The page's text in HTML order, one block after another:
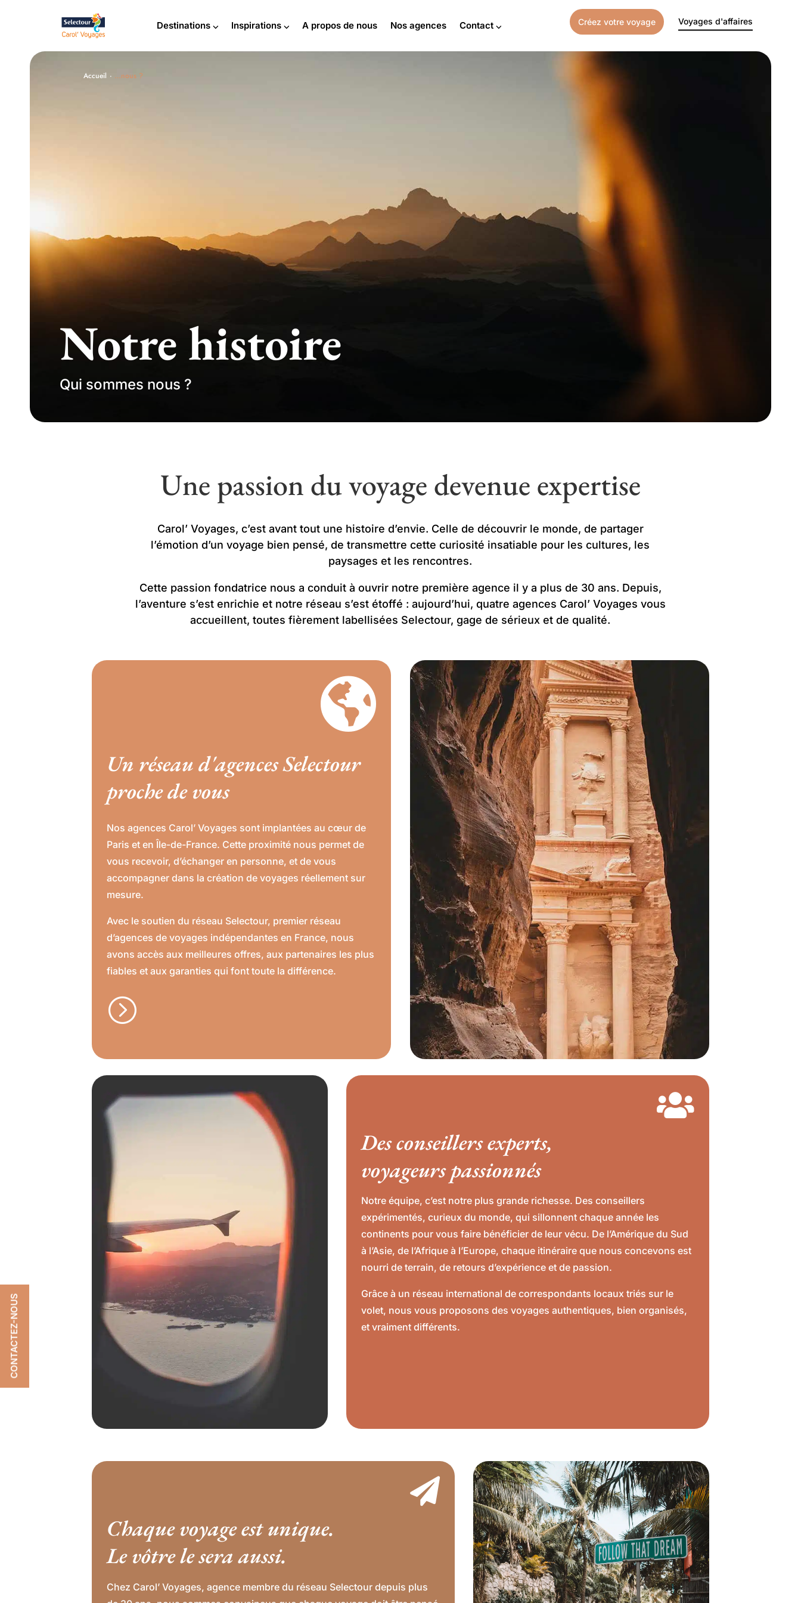
Destinations ⌵ Inspirations ⌵ A propos de nous Nos agences Contact ⌵ Créez votre voyage Voyages d'affaires
Accueil · …nous ?
Notre histoire
Qui sommes nous ?
CONTACTEZ-NOUS
Une passion du voyage devenue expertise
Carol’ Voyages, c’est avant tout une histoire d’envie. Celle de découvrir le monde, de partager
l’émotion d’un voyage bien pensé, de transmettre cette curiosité insatiable pour les cultures, les
paysages et les rencontres.
Cette passion fondatrice nous a conduit à ouvrir notre première agence il y a plus de 30 ans. Depuis,
l’aventure s’est enrichie et notre réseau s’est étoffé : aujourd’hui, quatre agences Carol’ Voyages vous
accueillent, toutes fièrement labellisées Selectour, gage de sérieux et de qualité.

Un réseau d'agences Selectour
proche de vous
Nos agences Carol’ Voyages sont implantées au cœur de
Paris et en Île-de-France. Cette proximité nous permet de
vous recevoir, d’échanger en personne, et de vous
accompagner dans la création de voyages réellement sur
mesure.
Avec le soutien du réseau Selectour, premier réseau
d’agences de voyages indépendantes en France, nous
avons accès aux meilleures offres, aux partenaires les plus
fiables et aux garanties qui font toute la différence.
=

Des conseillers experts,
voyageurs passionnés
Notre équipe, c’est notre plus grande richesse. Des conseillers
expérimentés, curieux du monde, qui sillonnent chaque année les
continents pour vous faire bénéficier de leur vécu. De l’Amérique du Sud
à l’Asie, de l’Afrique à l’Europe, chaque itinéraire que nous concevons est
nourri de terrain, de retours d’expérience et de passion.
Grâce à un réseau international de correspondants locaux triés sur le
volet, nous vous proposons des voyages authentiques, bien organisés,
et vraiment différents.

Chaque voyage est unique.
Le vôtre le sera aussi.
Chez Carol’ Voyages, agence membre du réseau Selectour depuis plus